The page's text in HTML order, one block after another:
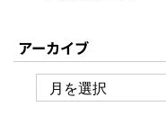
アーカイブ
ー